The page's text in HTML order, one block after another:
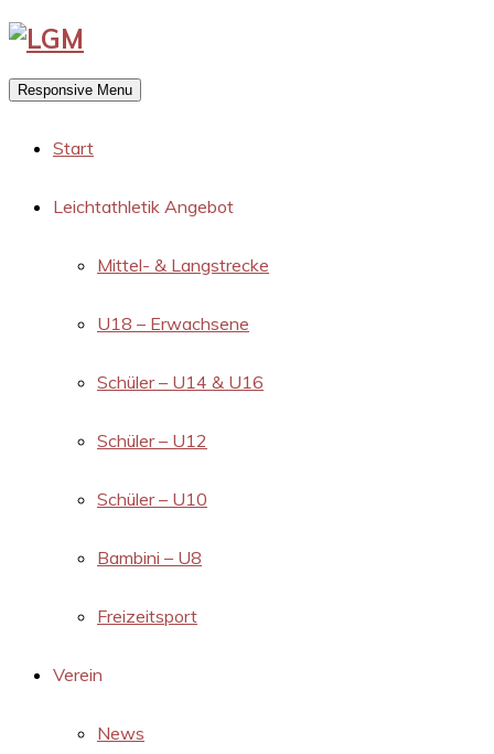
Responsive Menu
Start
Leichtathletik Angebot
Mittel- & Langstrecke
U18 – Erwachsene
Schüler – U14 & U16
Schüler – U12
Schüler – U10
Bambini – U8
Freizeitsport
Verein
News